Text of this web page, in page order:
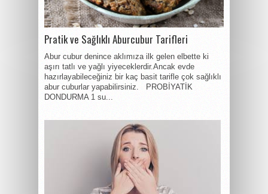
Pratik ve Sağlıklı Aburcubur Tarifleri
Abur cubur denince aklımıza ilk gelen elbette ki
aşırı tatlı ve yağlı yiyeceklerdir.Ancak evde
hazırlayabileceğiniz bir kaç basit tarifle çok sağlıklı
abur cuburlar yapabilirsiniz. PROBİYATİK
DONDURMA 1 su...